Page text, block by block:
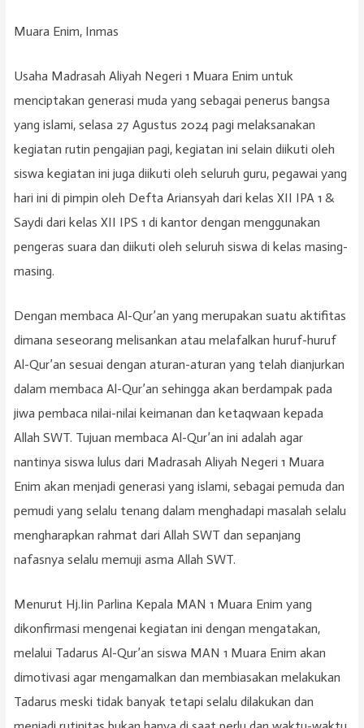
Muara Enim, Inmas
Usaha Madrasah Aliyah Negeri 1 Muara Enim untuk
menciptakan generasi muda yang sebagai penerus bangsa
yang islami, selasa 27 Agustus 2024 pagi melaksanakan
kegiatan rutin pengajian pagi, kegiatan ini selain diikuti oleh
siswa kegiatan ini juga diikuti oleh seluruh guru, pegawai yang
hari ini di pimpin oleh Defta Ariansyah dari kelas XII IPA 1 &
Saydi dari kelas XII IPS 1 di kantor dengan menggunakan
pengeras suara dan diikuti oleh seluruh siswa di kelas masing-
masing.
Dengan membaca Al-Qur’an yang merupakan suatu aktifitas
dimana seseorang melisankan atau melafalkan huruf-huruf
Al-Qur’an sesuai dengan aturan-aturan yang telah dianjurkan
dalam membaca Al-Qur’an sehingga akan berdampak pada
jiwa pembaca nilai-nilai keimanan dan ketaqwaan kepada
Allah SWT. Tujuan membaca Al-Qur’an ini adalah agar
nantinya siswa lulus dari Madrasah Aliyah Negeri 1 Muara
Enim akan menjadi generasi yang islami, sebagai pemuda dan
pemudi yang selalu tenang dalam menghadapi masalah selalu
mengharapkan rahmat dari Allah SWT dan sepanjang
nafasnya selalu memuji asma Allah SWT.
Menurut Hj.Iin Parlina Kepala MAN 1 Muara Enim yang
dikonfirmasi mengenai kegiatan ini dengan mengatakan,
melalui Tadarus Al-Qur’an siswa MAN 1 Muara Enim akan
dimotivasi agar mengamalkan dan membiasakan melakukan
Tadarus meski tidak banyak tetapi selalu dilakukan dan